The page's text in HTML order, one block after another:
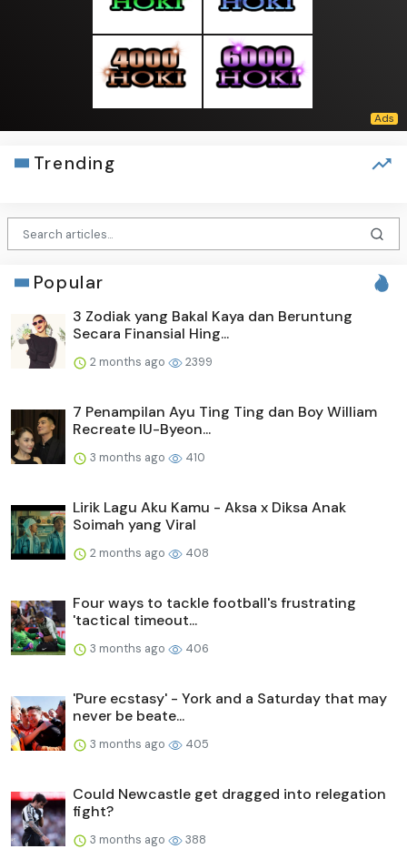
Trending
Popular
3 Zodiak yang Bakal Kaya dan Beruntung
Secara Finansial Hing...
2 months ago 2399
7 Penampilan Ayu Ting Ting dan Boy William
Recreate IU-Byeon...
3 months ago 410
Lirik Lagu Aku Kamu - Aksa x Diksa Anak
Soimah yang Viral
2 months ago 408
Four ways to tackle football's frustrating
'tactical timeout...
3 months ago 406
'Pure ecstasy' - York and a Saturday that may
never be beate...
3 months ago 405
Could Newcastle get dragged into relegation
fight?
3 months ago 388